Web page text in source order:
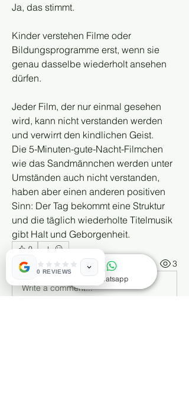
Ja, das stimmt.
Kinder verstehen Filme oder
Bildungsprogramme erst, wenn sie
genau dasselbe wiederholt ansehen
dürfen.
Jeder Film, der nur einmal gesehen
wird, kann nicht verstanden werden
und verwirrt den kindlichen Geist.
Die 5-Minuten-gute-Nacht-Filmchen
wie das Sandmännchen werden unter
Umständen auch nicht verstanden,
haben aber einen anderen positiven
Sinn: Der Tag bekommt eine Struktur
und die täglich wiederholte Titelmusik
gibt Halt und Geborgenheit.
0
0 3
Write a comment...
Whatsapp
0 REVIEWS